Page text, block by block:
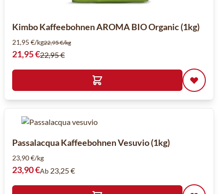
Kimbo Kaffeebohnen AROMA BIO Organic (1kg)
21,95 €/kg22,95 €/kg
Sonderpreis
21,95 €22,95 €
Passalacqua Kaffeebohnen Vesuvio (1kg)
23,90 €/kg
23,90 €Ab 23,25 €